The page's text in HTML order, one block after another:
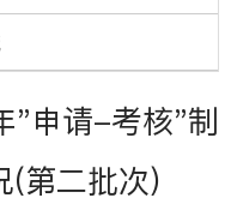
"申请-考核"制
(第二批次)